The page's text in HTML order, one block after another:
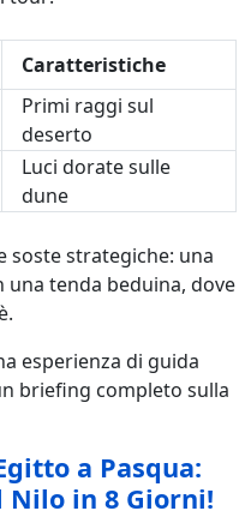
Caratteristiche
Primi raggi sul
deserto
Luci dorate sulle
dune
soste strategiche: una
una tenda beduina, dove
esperienza di guida
briefing completo sulla
a Pasqua:
Nilo in 8 Giorni!